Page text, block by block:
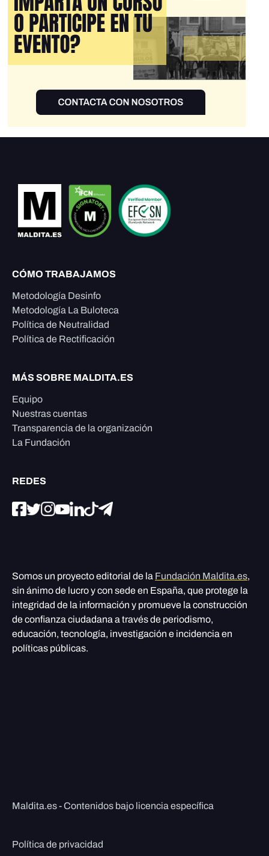
CÓMO TRABAJAMOS
Metodología Desinfo
Metodología La Buloteca
Política de Neutralidad
Política de Rectificación
MÁS SOBRE MALDITA.ES
Equipo
Nuestras cuentas
Transparencia de la organización
La Fundación
REDES
Somos un proyecto editorial de la Fundación Maldita.es,
sin ánimo de lucro y con sede en España, que protege la
integridad de la información y promueve la construcción
de confianza ciudadana a través de periodismo,
educación, tecnología, investigación e incidencia en
políticas públicas.
Maldita.es - Contenidos bajo licencia específica
Política de privacidad